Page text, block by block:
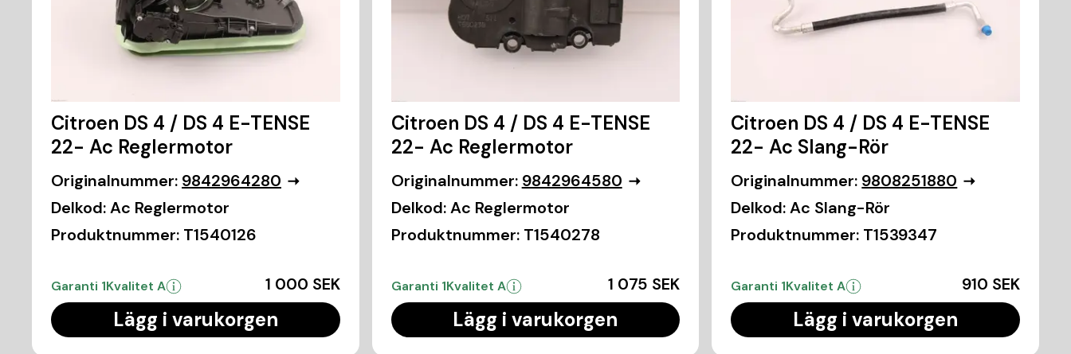
Citroen DS 4 / DS 4 E-TENSE
22- Ac Reglermotor
Originalnummer: 9842964280
Delkod:Ac Reglermotor
Produktnummer: T1540126
Garanti 1Kvalitet A 1 000 SEK
Lägg i varukorgen
Citroen DS 4 / DS 4 E-TENSE
22- Ac Reglermotor
Originalnummer: 9842964580
Delkod: Ac Reglermotor
Produktnummer: T1540278
Garanti 1Kvalitet A 1 075 SEK
Lägg i varukorgen
Citroen DS 4 / DS 4 E-TENSE
22- Ac Slang-Rör
Originalnummer: 9808251880
Delkod: Ac Slang-Rör
Produktnummer: T1539347
Garanti 1Kvalitet A 910 SEK
Lägg i varukorgen